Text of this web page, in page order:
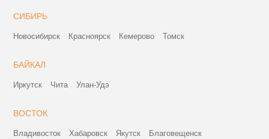
СИБИРЬ
Новосибирск Красноярск Кемерово Томск
БАЙКАЛ
Иркутск Чита Улан-Удэ
ВОСТОК
Владивосток Хабаровск Якутск
Благовещенск